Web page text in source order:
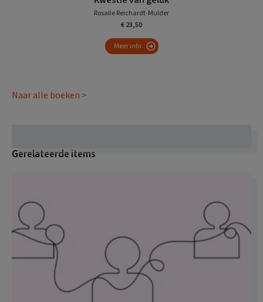
Rosalie Reichardt-Mulder
€ 23,50
Meer info
Naar alle boeken >
Gerelateerde items